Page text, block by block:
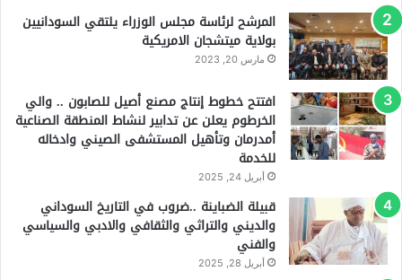
المرشح لرئاسة مجلس الوزراء يلتقي السودانيين
بولاية ميتشجان الامريكية
مارس 20, 2023
افتتح خطوط إنتاج مصنع أصيل للصابون .. والي
الخرطوم يعلن عن تدابير لنشاط المنطقة الصناعية
أمدرمان وتأهيل المستشفى الصيني وادخاله
للخدمة
أبريل 24, 2025
قبيلة الضباينة ..ضروب في التاريخ السوداني
والديني والتراثي والثقافي والادبي والسياسي
والفني
أبريل 28, 2025